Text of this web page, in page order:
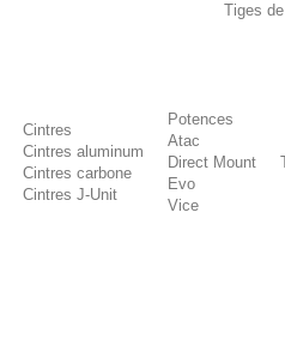
Tiges
Cintres
Cintres aluminum
Cintres carbone
Cintres J-Unit
Potences
Atac
Direct Mount
Evo
Vice